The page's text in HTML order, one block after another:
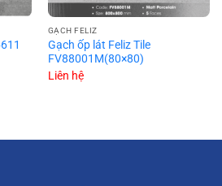
GẠCH FELIZ
Gạch ốp lát Feliz Tile
FV88001M(80×80)
Liên hệ